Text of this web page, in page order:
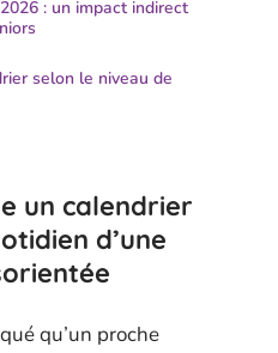
: un impact indirect
selon le niveau de
un calendrier
d’une
qu’un proche